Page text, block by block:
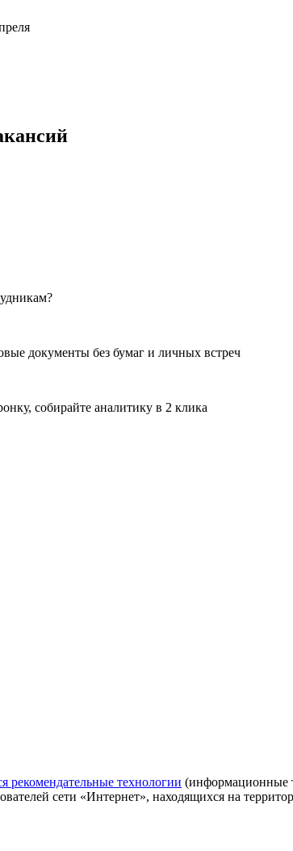
документы без бумаг и личных встреч
собирайте аналитику в 2 клика
рекомендательные технологии (информационные
сети «Интернет», находящихся на